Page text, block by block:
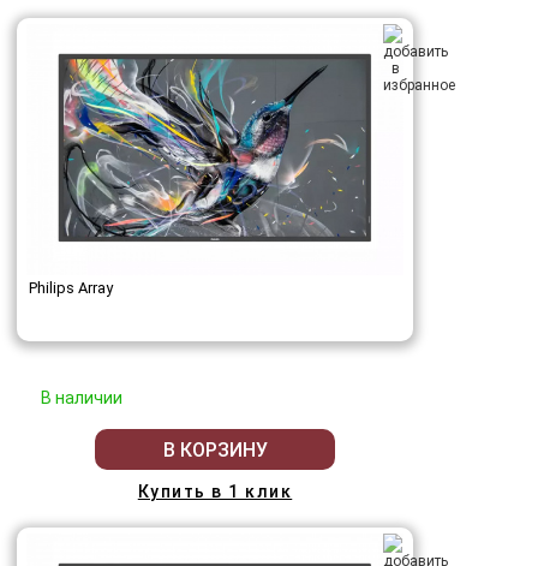
Philips Array
В наличии
В КОРЗИНУ
Купить в 1 клик